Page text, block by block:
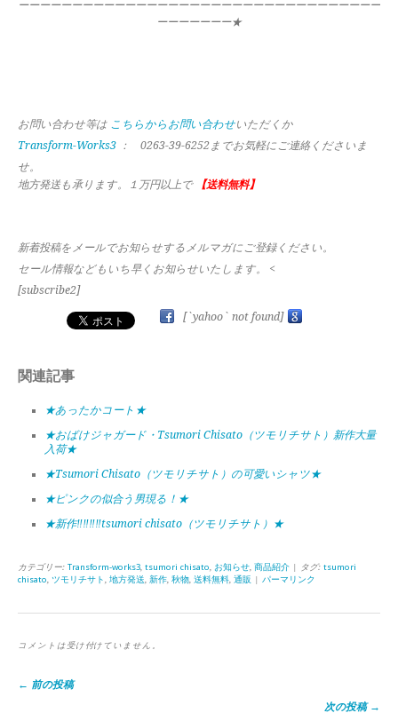
ーーーーーーーーーーーーーーーーーーーーーーーーーーーーーーーーーー
ーーーーーーー★
お問い合わせ等は こちらからお問い合わせいただくか
Transform-Works3 ： 0263-39-6252までお気軽にご連絡くださいま
せ。
地方発送も承ります。１万円以上で
【送料無料】
新着投稿をメールでお知らせするメルマガにご登録ください。
セール情報などもいち早くお知らせいたします。 <
[subscribe2]
[`yahoo` not found]
関連記事
★あったかコート★
★おばけジャガード・Tsumori Chisato（ツモリチサト）新作大量
入荷★
★Tsumori Chisato（ツモリチサト）の可愛いシャツ★
★ピンクの似合う男現る！★
★新作‼‼‼‼tsumori chisato（ツモリチサト）★
カテゴリー: Transform-works3 tsumori chisato お知らせ 商品紹介 | タグ: tsumori
chisato ツモリチサト 地方発送 新作 秋物 送料無料 通販 | パーマリンク
コメントは受け付けていません。
← 前の投稿
次の投稿 →